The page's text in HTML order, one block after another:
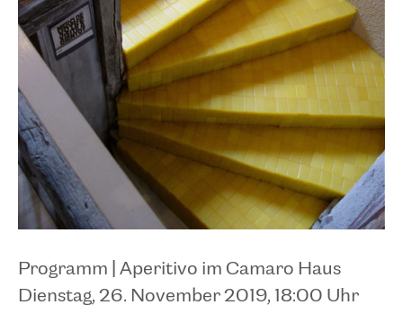
Programm | Aperitivo im Camaro Haus
Dienstag, 26. November 2019, 18:00 Uhr